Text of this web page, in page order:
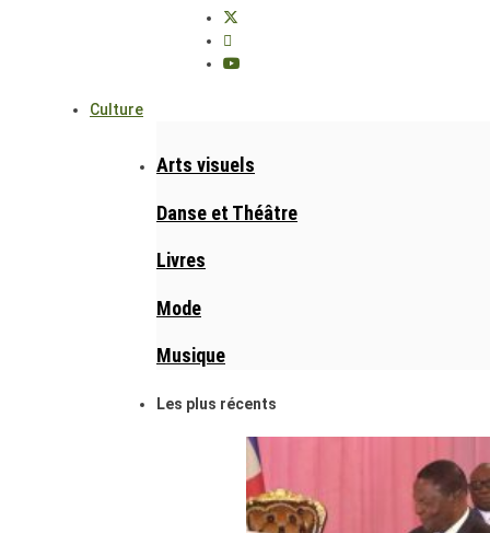
Culture
Arts visuels
Danse et Théâtre
Livres
Mode
Musique
Les plus récents